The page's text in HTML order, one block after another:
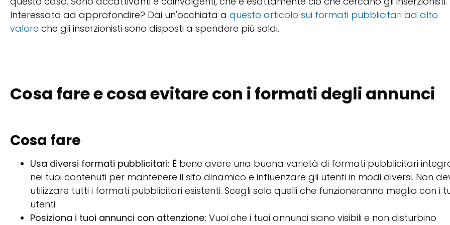
Interessato ad approfondire? Dai un'occhiata a questo articolo sui formati pubblicitari ad alto
valore che gli inserzionisti sono disposti a spendere più soldi.
Cosa fare e cosa evitare con i formati degli annunci
Cosa fare
Usa diversi formati pubblicitari: È bene avere una buona varietà di formati pubblicitari
nei tuoi contenuti per mantenere il sito dinamico e influenzare gli utenti in modi diversi. Non
utilizzare tutti i formati pubblicitari esistenti. Scegli solo quelli che funzioneranno meglio con i
utenti.
Posiziona i tuoi annunci con attenzione: Vuoi che i tuoi annunci siano visibili e non disturbino